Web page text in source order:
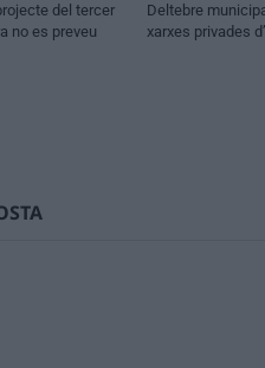
del tercer
no es preveu
Deltebre
xarxes privades